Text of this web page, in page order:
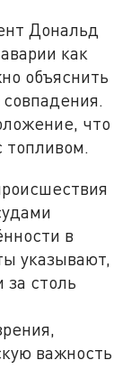
Дональд
как
объяснить
что
топливом.
в
указывают,
за столь
важность